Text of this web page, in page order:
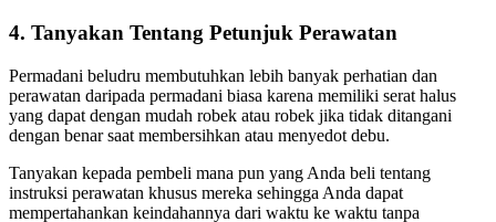
4. Tanyakan Tentang Petunjuk Perawatan
Permadani beludru membutuhkan lebih banyak perhatian dan
perawatan daripada permadani biasa karena memiliki serat halus
yang dapat dengan mudah robek atau robek jika tidak ditangani
dengan benar saat membersihkan atau menyedot debu.
Tanyakan kepada pembeli mana pun yang Anda beli tentang
instruksi perawatan khusus mereka sehingga Anda dapat
mempertahankan keindahannya dari waktu ke waktu tanpa